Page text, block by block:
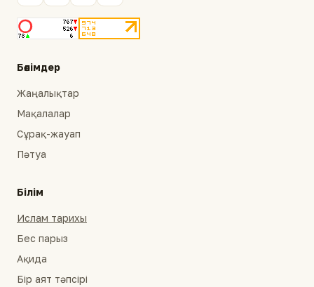
Бөлімдер
Жаңалықтар
Мақалалар
Сұрақ-жауап
Пәтуа
Білім
Ислам тарихы
Бес парыз
Ақида
Бір аят тәпсірі